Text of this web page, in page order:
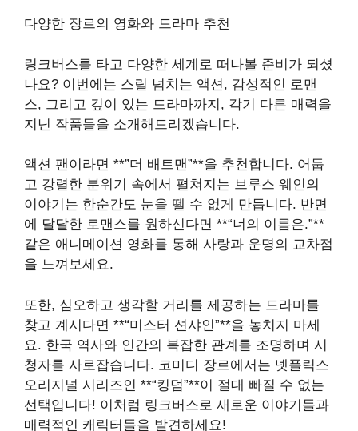
다양한 장르의 영화와 드라마 추천
링크버스를 타고 다양한 세계로 떠나볼 준비가 되셨
나요? 이번에는 스릴 넘치는 액션, 감성적인 로맨
스, 그리고 깊이 있는 드라마까지, 각기 다른 매력을
지닌 작품들을 소개해드리겠습니다.
액션 팬이라면 **”더 배트맨”**을 추천합니다. 어둡
고 강렬한 분위기 속에서 펼쳐지는 브루스 웨인의
이야기는 한순간도 눈을 뗄 수 없게 만듭니다. 반면
에 달달한 로맨스를 원하신다면 **“너의 이름은.”**
같은 애니메이션 영화를 통해 사랑과 운명의 교차점
을 느껴보세요.
또한, 심오하고 생각할 거리를 제공하는 드라마를
찾고 계시다면 **“미스터 션샤인”**을 놓치지 마세
요. 한국 역사와 인간의 복잡한 관계를 조명하며 시
청자를 사로잡습니다. 코미디 장르에서는 넷플릭스
오리지널 시리즈인 **“킹덤”**이 절대 빠질 수 없는
선택입니다! 이처럼 링크버스로 새로운 이야기들과
매력적인 캐릭터들을 발견하세요!